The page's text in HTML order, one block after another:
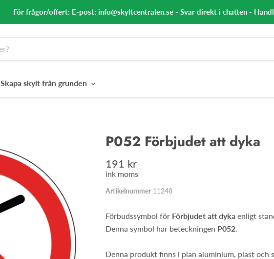
För frågor/offert: E-post: info@skyltcentralen.se - Svar direkt i chatten -
Skapa skylt från grunden
P052 Förbjudet att dyka
191 kr
ink moms
Artikelnummer 11248
Förbudssymbol för Förbjudet att dyka enligt
Denna symbol har beteckningen P052.
Denna produkt finns i plan aluminium, plast och